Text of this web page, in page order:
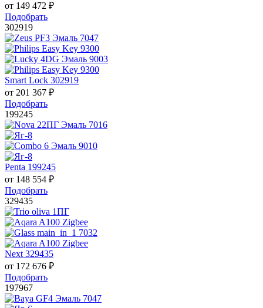
от 149 472 ₽
Подобрать
302919
Smart Lock 302919
от 201 367 ₽
Подобрать
199245
Penta 199245
от 148 554 ₽
Подобрать
329435
Next 329435
от 172 676 ₽
Подобрать
197967